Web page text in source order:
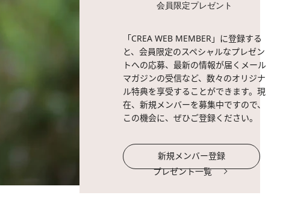
会員限定プレゼント
「CREA WEB MEMBER」に登録する
と、会員限定のスペシャルなプレゼン
トへの応募、最新の情報が届くメール
マガジンの受信など、数々のオリジナ
ル特典を享受することができます。現
在、新規メンバーを募集中ですので、
この機会に、ぜひご登録ください。
新規メンバー登録
プレゼント一覧